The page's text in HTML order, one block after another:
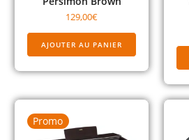
129,00€
AJOUTER AU PANIER
Promo